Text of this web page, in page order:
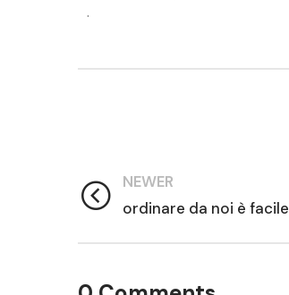
.
NEWER
ordinare da noi è facile